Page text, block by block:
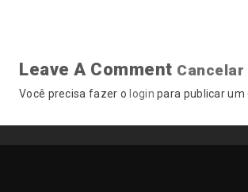
Leave A Comment
Você precisa fazer o login para publicar um